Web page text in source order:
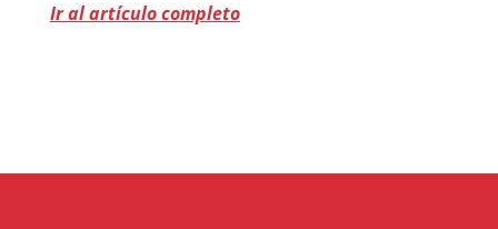
Ir al artículo completo